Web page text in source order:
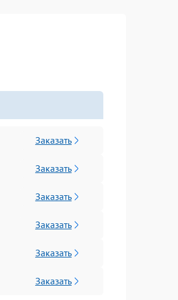
Заказать
Заказать
Заказать
Заказать
Заказать
Заказать